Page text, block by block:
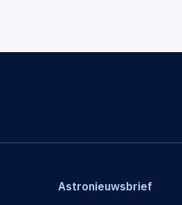
Astronieuwsbrief